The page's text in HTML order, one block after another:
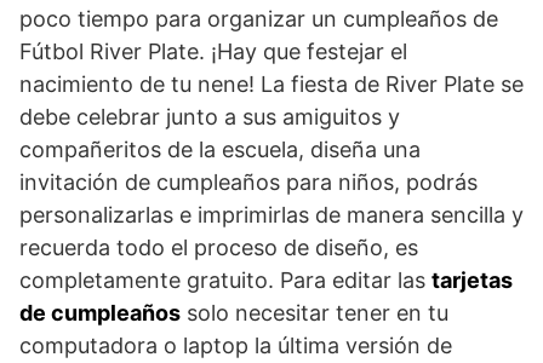
poco tiempo para organizar un cumpleaños de
Fútbol River Plate. ¡Hay que festejar el
nacimiento de tu nene! La fiesta de River Plate se
debe celebrar junto a sus amiguitos y
compañeritos de la escuela, diseña una
invitación de cumpleaños para niños, podrás
personalizarlas e imprimirlas de manera sencilla y
recuerda todo el proceso de diseño, es
completamente gratuito. Para editar las tarjetas
de cumpleaños solo necesitar tener en tu
computadora o laptop la última versión de